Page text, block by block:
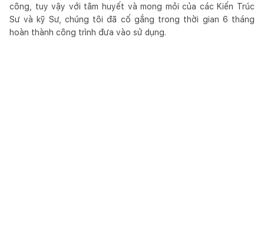
công, tuy vậy với tâm huyết và mong mỏi của các Kiến Trúc
Sư và kỹ Sư, chúng tôi đã cố gắng trong thời gian 6 tháng
hoàn thành công trình đưa vào sử dụng.